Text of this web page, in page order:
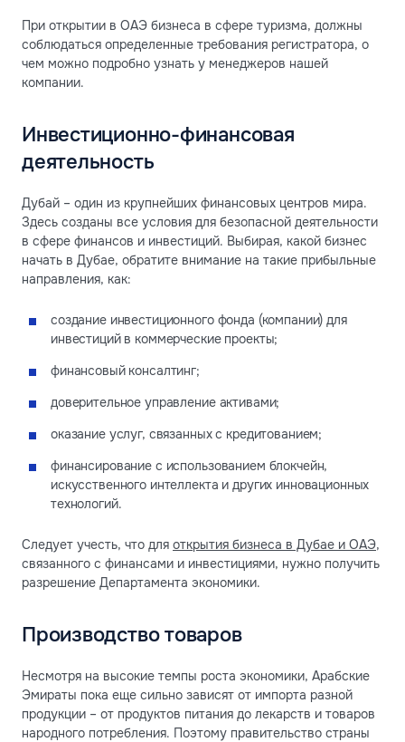
При открытии в ОАЭ бизнеса в сфере туризма, должны
соблюдаться определенные требования регистратора, о
чем можно подробно узнать у менеджеров нашей
компании.
Инвестиционно-финансовая
деятельность
Дубай – один из крупнейших финансовых центров мира.
Здесь созданы все условия для безопасной деятельности
в сфере финансов и инвестиций. Выбирая, какой бизнес
начать в Дубае, обратите внимание на такие прибыльные
направления, как:
создание инвестиционного фонда (компании) для
инвестиций в коммерческие проекты;
финансовый консалтинг;
доверительное управление активами;
оказание услуг, связанных с кредитованием;
финансирование с использованием блокчейн,
искусственного интеллекта и других инновационных
технологий.
Следует учесть, что для открытия бизнеса в Дубае и ОАЭ,
связанного с финансами и инвестициями, нужно получить
разрешение Департамента экономики.
Производство товаров
Несмотря на высокие темпы роста экономики, Арабские
Эмираты пока еще сильно зависят от импорта разной
продукции – от продуктов питания до лекарств и товаров
народного потребления. Поэтому правительство страны